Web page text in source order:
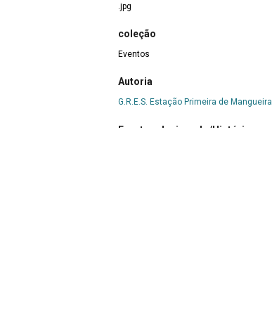
.jpg
coleção
Eventos
Autoria
G.R.E.S. Estação Primeira de Mangueira
Evento relacionado/Histórico